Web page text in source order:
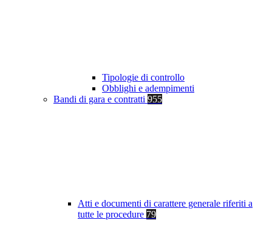
Tipologie di controllo
Obblighi e adempimenti
Bandi di gara e contratti 955
Atti e documenti di carattere generale riferiti a
tutte le procedure 79